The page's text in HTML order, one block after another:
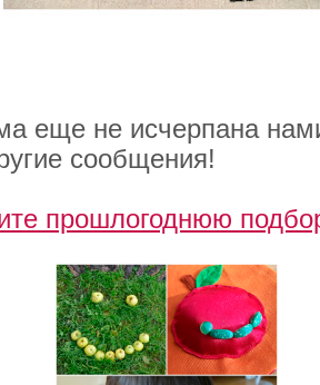
еще не исчерпана
сообщения!
прошлогоднюю